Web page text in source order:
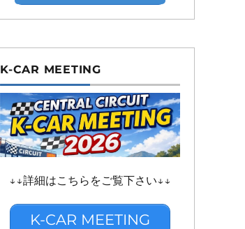
K-CAR MEETING
↓↓詳細はこちらをご覧下さい↓↓
K-CAR MEETING